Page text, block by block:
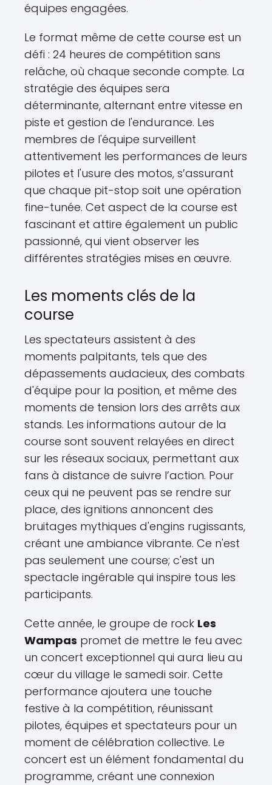
équipes engagées.
Le format même de cette course est un
défi : 24 heures de compétition sans
relâche, où chaque seconde compte. La
stratégie des équipes sera
déterminante, alternant entre vitesse en
piste et gestion de l'endurance. Les
membres de l'équipe surveillent
attentivement les performances de leurs
pilotes et l'usure des motos, s’assurant
que chaque pit-stop soit une opération
fine-tunée. Cet aspect de la course est
fascinant et attire également un public
passionné, qui vient observer les
différentes stratégies mises en œuvre.
Les moments clés de la
course
Les spectateurs assistent à des
moments palpitants, tels que des
dépassements audacieux, des combats
d'équipe pour la position, et même des
moments de tension lors des arrêts aux
stands. Les informations autour de la
course sont souvent relayées en direct
sur les réseaux sociaux, permettant aux
fans à distance de suivre l’action. Pour
ceux qui ne peuvent pas se rendre sur
place, des ignitions annoncent des
bruitages mythiques d'engins rugissants,
créant une ambiance vibrante. Ce n'est
pas seulement une course; c'est un
spectacle ingérable qui inspire tous les
participants.
Cette année, le groupe de rock Les
Wampas promet de mettre le feu avec
un concert exceptionnel qui aura lieu au
cœur du village le samedi soir. Cette
performance ajoutera une touche
festive à la compétition, réunissant
pilotes, équipes et spectateurs pour un
moment de célébration collective. Le
concert est un élément fondamental du
programme, créant une connexion